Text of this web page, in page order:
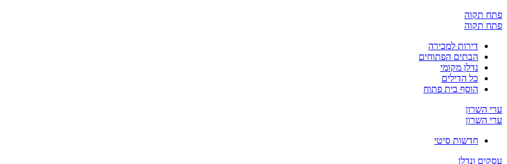
פתח תקוה
פתח תקוה
דירות למכירה
הבתים הפתוחים
נדלן מקומי
כל הדילים
הוסף בית פתוח
ערי השרון
ערי השרון
חדשות סיטי
עסקים ונדלן